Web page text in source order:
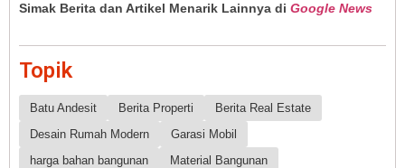
Simak Berita dan Artikel Menarik Lainnya di Google News
Topik
Batu Andesit Berita Properti
Berita Real Estate
Desain Rumah Modern
Garasi Mobil
harga bahan bangunan
Material Bangunan